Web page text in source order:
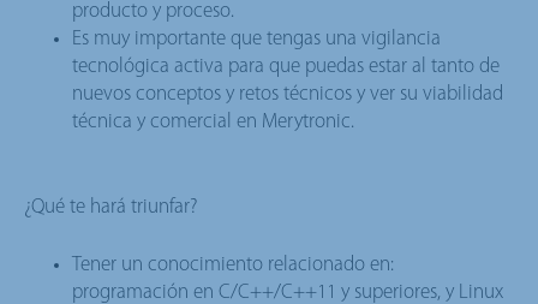
producto y proceso.
Es muy importante que tengas una vigilancia
tecnológica activa para que puedas estar al tanto de
nuevos conceptos y retos técnicos y ver su viabilidad
técnica y comercial en Merytronic.
¿Qué te hará triunfar?
Tener un conocimiento relacionado en:
programación en C/C++/C++11 y superiores, y Linux